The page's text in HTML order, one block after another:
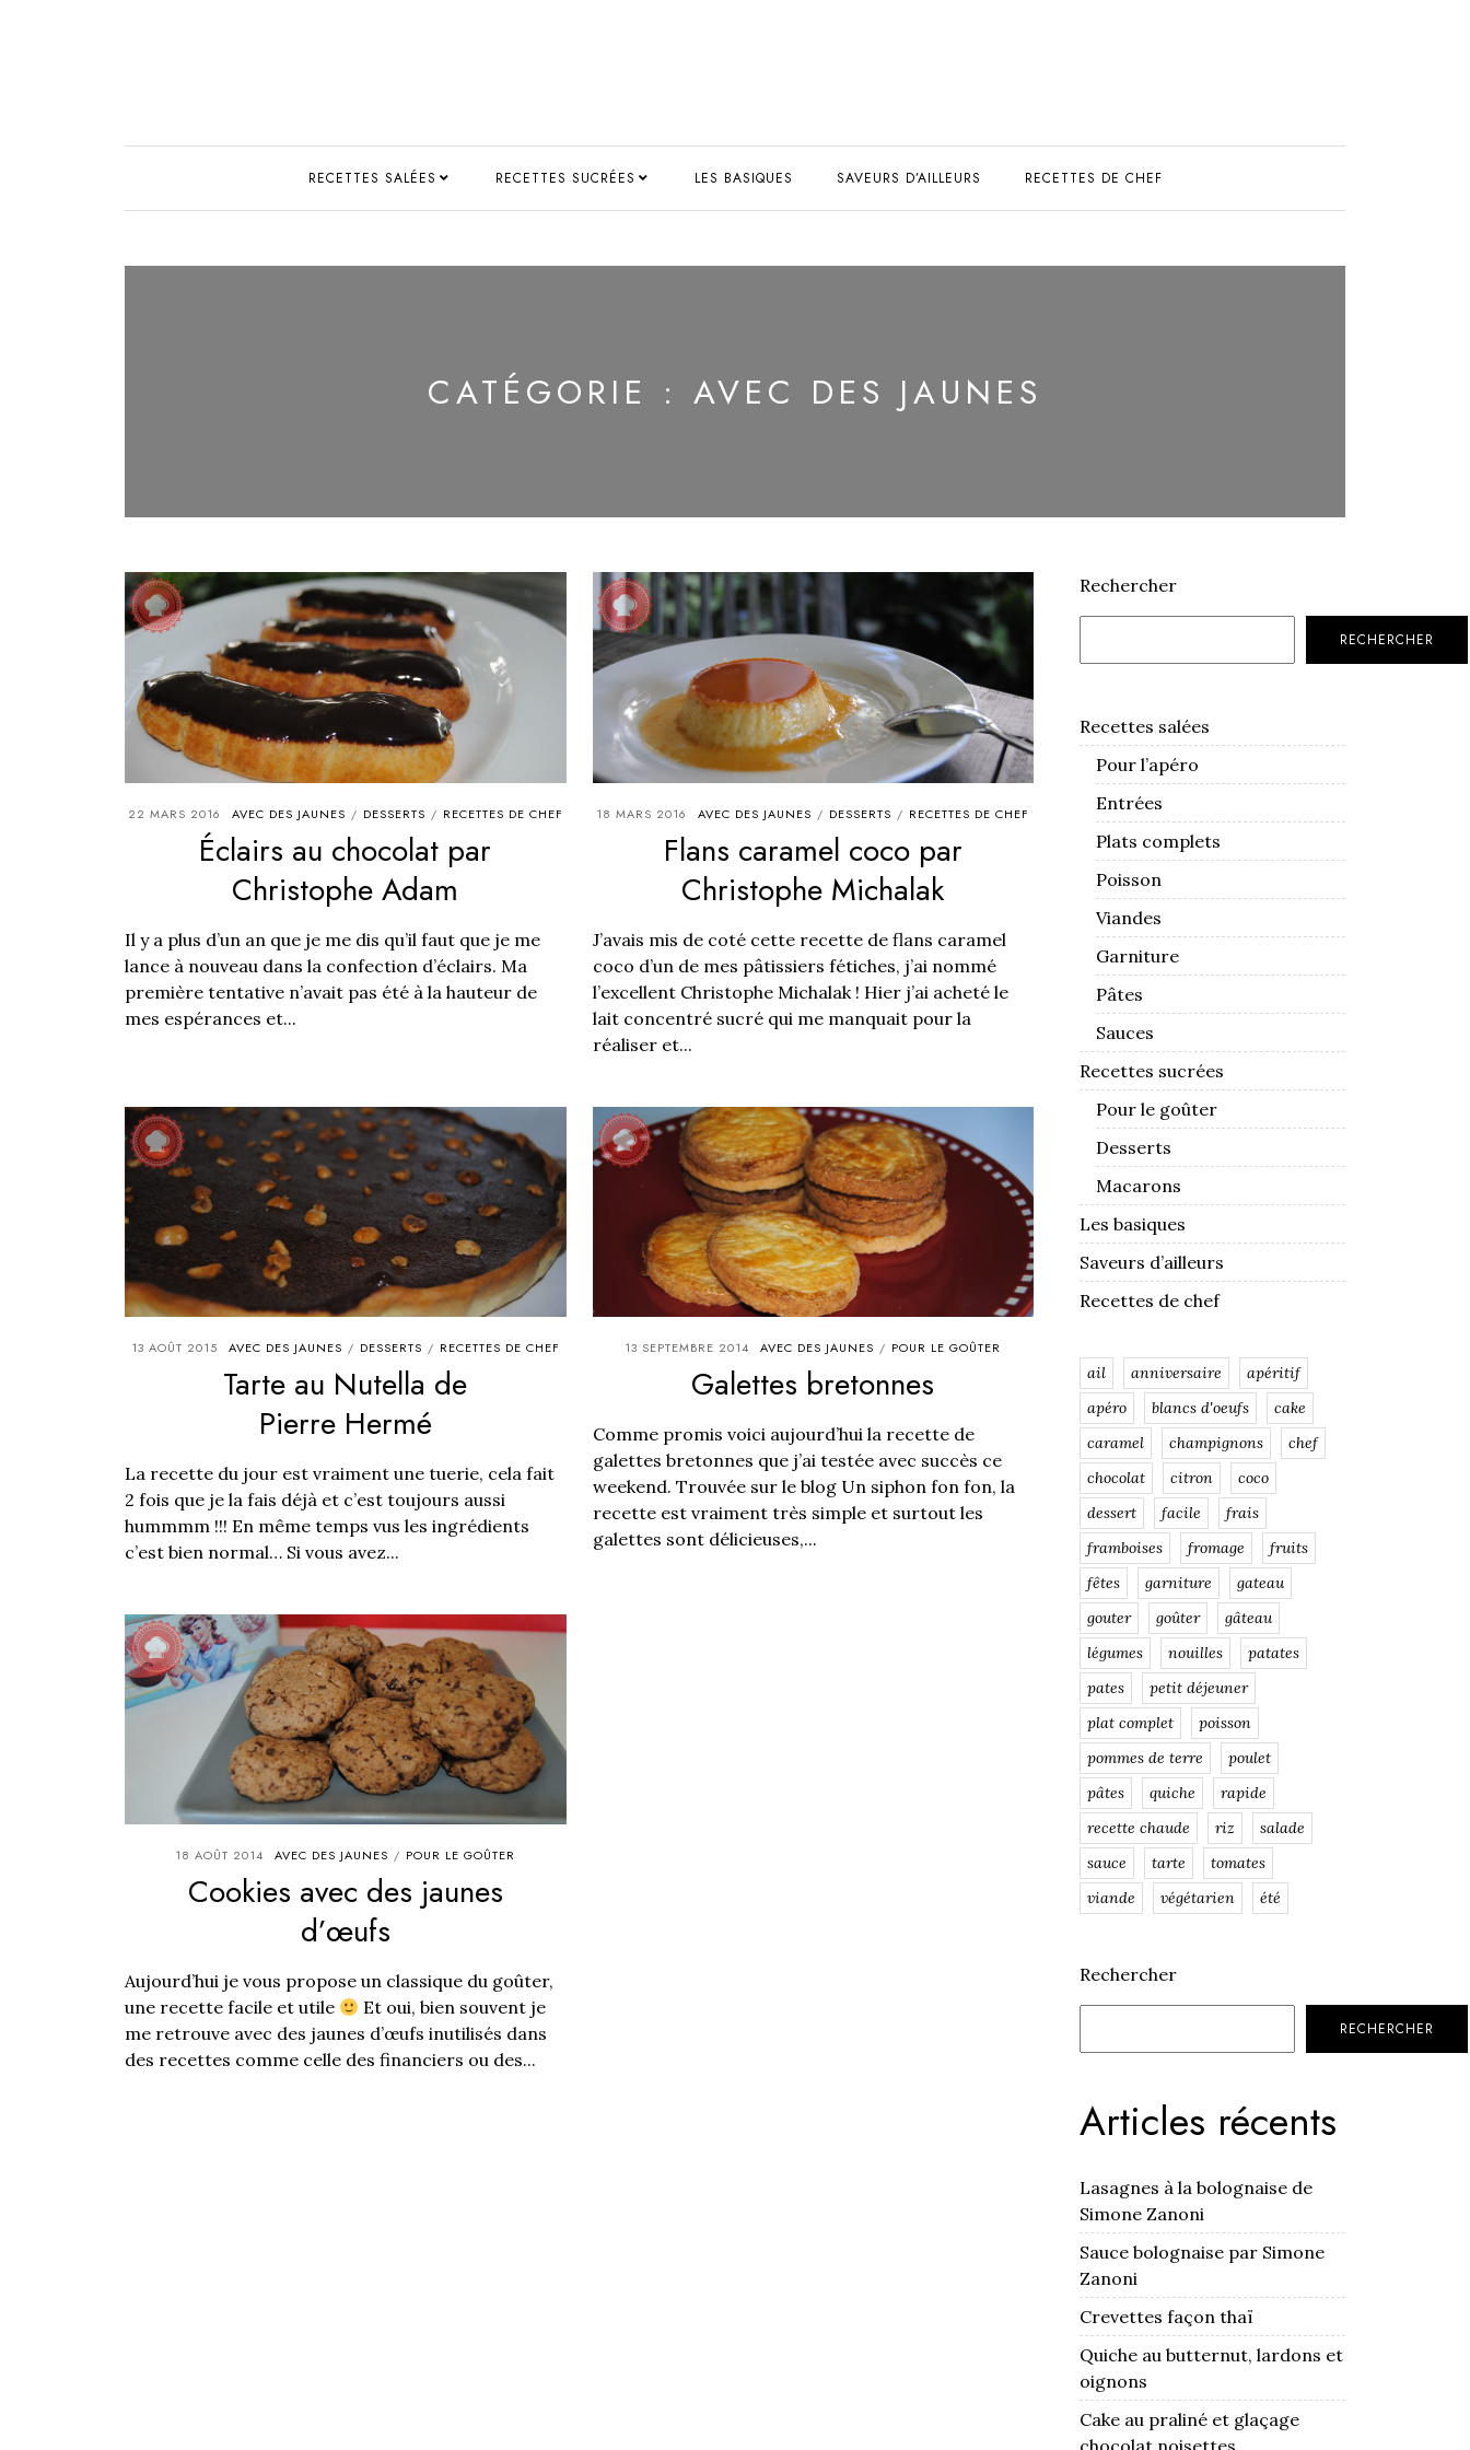
RECETTES SALÉES RECETTES SUCRÉES LES BASIQUES SAVEURS D’AILLEURS RECETTES DE CHEF
CATÉGORIE : AVEC DES JAUNES
22 MARS 2016 AVEC DES JAUNES / DESSERTS / RECETTES DE CHEF
Éclairs au chocolat par
Christophe Adam
Il y a plus d’un an que je me dis qu’il faut que je me
lance à nouveau dans la confection d’éclairs. Ma
première tentative n’avait pas été à la hauteur de
mes espérances et...
18 MARS 2016 AVEC DES JAUNES / DESSERTS / RECETTES DE CHEF
Flans caramel coco par
Christophe Michalak
J’avais mis de coté cette recette de flans caramel
coco d’un de mes pâtissiers fétiches, j’ai nommé
l’excellent Christophe Michalak ! Hier j’ai acheté le
lait concentré sucré qui me manquait pour la
réaliser et...
13 AOÛT 2015 AVEC DES JAUNES / DESSERTS / RECETTES DE CHEF
Tarte au Nutella de
Pierre Hermé
La recette du jour est vraiment une tuerie, cela fait
2 fois que je la fais déjà et c’est toujours aussi
hummmm !!! En même temps vus les ingrédients
c’est bien normal… Si vous avez...
13 SEPTEMBRE 2014 AVEC DES JAUNES / POUR LE GOÛTER
Galettes bretonnes
Comme promis voici aujourd’hui la recette de
galettes bretonnes que j’ai testée avec succès ce
weekend. Trouvée sur le blog Un siphon fon fon, la
recette est vraiment très simple et surtout les
galettes sont délicieuses,...
18 AOÛT 2014 AVEC DES JAUNES / POUR LE GOÛTER
Cookies avec des jaunes
d’œufs
Aujourd’hui je vous propose un classique du goûter,
une recette facile et utile
Et oui, bien souvent je
me retrouve avec des jaunes d’œufs inutilisés dans
des recettes comme celle des financiers ou des...
Rechercher
RECHERCHER
Recettes salées
Pour l’apéro
Entrées
Plats complets
Poisson
Viandes
Garniture
Pâtes
Sauces
Recettes sucrées
Pour le goûter
Desserts
Macarons
Les basiques
Saveurs d’ailleurs
Recettes de chef
ail anniversaire
apéritif
apéro
blancs d'oeufs
cake
caramel
champignons
chef
chocolat
citron
coco
dessert
facile
frais
framboises
fromage
fruits
fêtes
garniture
gateau
gouter
goûter
gâteau
légumes
nouilles
patates
pates
petit déjeuner
plat complet
poisson
pommes de terre
poulet
pâtes
quiche
rapide
recette chaude
riz
salade
sauce
tarte
tomates
viande
végétarien été
Rechercher
RECHERCHER
Articles récents
Lasagnes à la bolognaise de
Simone Zanoni
Sauce bolognaise par Simone
Zanoni
Crevettes façon thaï
Quiche au butternut, lardons et
oignons
Cake au praliné et glaçage